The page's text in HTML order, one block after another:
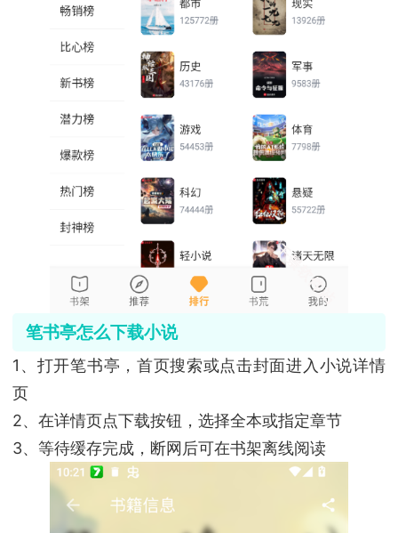
笔书亭怎么下载小说
1、打开笔书亭，首页搜索或点击封面进入小说详情
页
2、在详情页点下载按钮，选择全本或指定章节
3、等待缓存完成，断网后可在书架离线阅读